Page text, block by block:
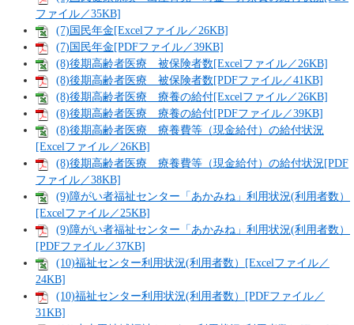
ファイル／35KB]
(7)国民年金[Excelファイル／26KB]
(7)国民年金[PDFファイル／39KB]
(8)後期高齢者医療 被保険者数[Excelファイル／26KB]
(8)後期高齢者医療 被保険者数[PDFファイル／41KB]
(8)後期高齢者医療 療養の給付[Excelファイル／26KB]
(8)後期高齢者医療 療養の給付[PDFファイル／39KB]
(8)後期高齢者医療 療養費等（現金給付）の給付状況
[Excelファイル／26KB]
(8)後期高齢者医療 療養費等（現金給付）の給付状況[PDF
ファイル／38KB]
(9)障がい者福祉センター「あかみね」利用状況(利用者数）
[Excelファイル／25KB]
(9)障がい者福祉センター「あかみね」利用状況(利用者数）
[PDFファイル／37KB]
(10)福祉センター利用状況(利用者数）[Excelファイル／
24KB]
(10)福祉センター利用状況(利用者数）[PDFファイル／
31KB]